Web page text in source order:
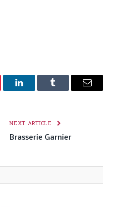
LinkedInTumblr Email
NEXT ARTICLE
Brasserie Garnier